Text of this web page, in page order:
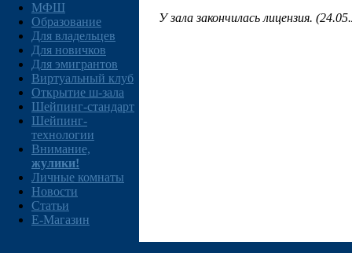
МФШ
Образование
Для владельцев
Для новичков
Для эмигрантов
Виртуальный клуб
Открытие ш-зала
Шейпинг-стандарт
Шейпинг-
технологии
Внимание,
жулики!
Личные комнаты
Новости
Статьи
E-Магазин
У зала закончилась лицензия.